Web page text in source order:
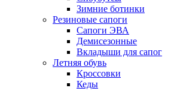
Зимние ботинки
Резиновые сапоги
Сапоги ЭВА
Демисезонные
Вкладыши для сапог
Летняя обувь
Кроссовки
Кеды